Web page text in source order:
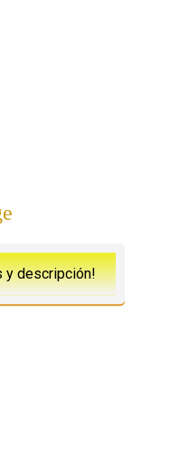
y descripción!